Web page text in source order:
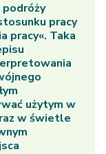
podróży
pracy
pracy«. Taka
użytym w
w świetle